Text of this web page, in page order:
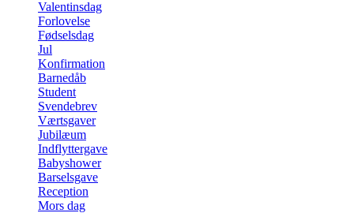
Valentinsdag
Forlovelse
Fødselsdag
Jul
Konfirmation
Barnedåb
Student
Svendebrev
Værtsgaver
Jubilæum
Indflyttergave
Babyshower
Barselsgave
Reception
Mors dag